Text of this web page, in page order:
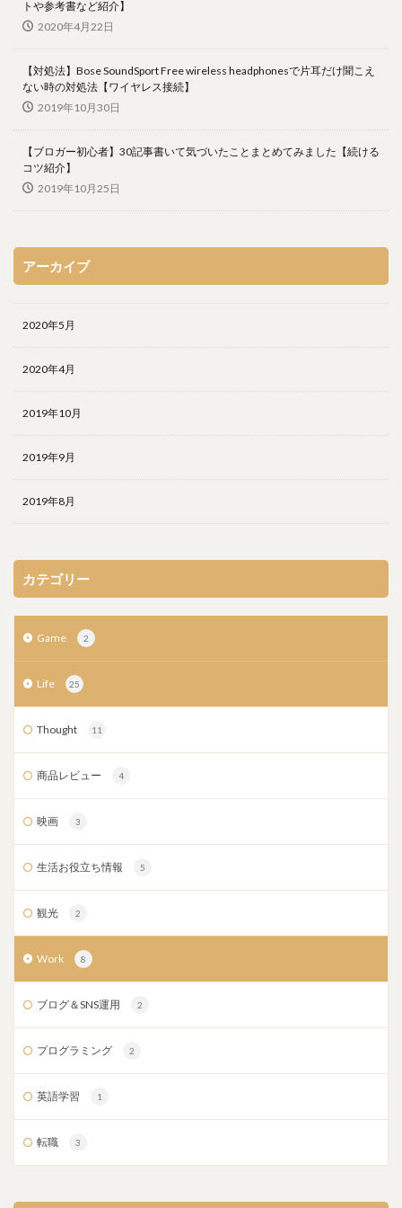
トや参考書など紹介】
2020年4月22日
【対処法】Bose SoundSport Free wireless headphonesで片耳だけ聞こえ
ない時の対処法【ワイヤレス接続】
2019年10月30日
【ブロガー初心者】30記事書いて気づいたことまとめてみました【続ける
コツ紹介】
2019年10月25日
アーカイブ
2020年5月
2020年4月
2019年10月
2019年9月
2019年8月
カテゴリー
Game 2
Life 25
Thought 11
商品レビュー 4
映画 3
生活お役立ち情報 5
観光 2
Work 8
ブログ＆SNS運用 2
プログラミング 2
英語学習 1
転職 3